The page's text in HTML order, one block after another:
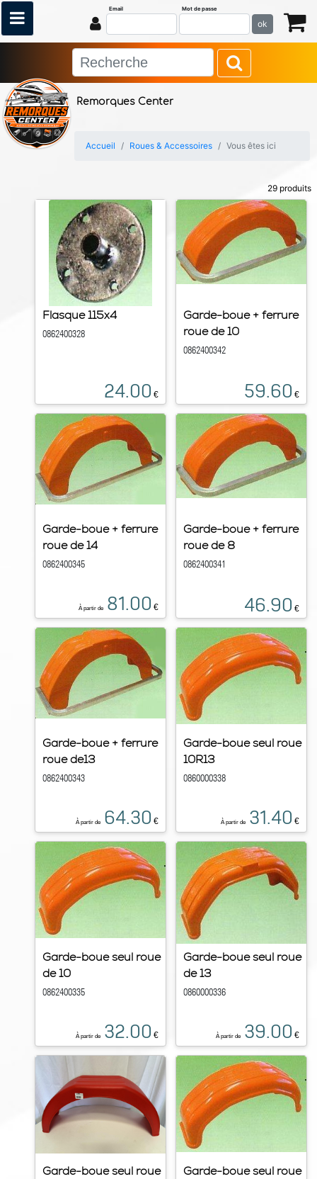
Remorques Center
Email Mot de passe
ok
Accueil Roues & Accessoires Vous êtes ici
29 produits
Flasque 115x4
0862400328
24.00 €
Garde-boue + ferrure
roue de 10
0862400342
59.60 €
Garde-boue + ferrure
roue de 14
0862400345
À partir de 81.00 €
Garde-boue + ferrure
roue de 8
0862400341
46.90 €
Garde-boue + ferrure
roue de13
0862400343
À partir de 64.30 €
Garde-boue seul roue
10R13
0860000338
À partir de 31.40 €
Garde-boue seul roue
de 10
0862400335
À partir de 32.00 €
Garde-boue seul roue
de 13
0860000336
À partir de 39.00 €
Garde-boue seul roue
Garde-boue seul roue